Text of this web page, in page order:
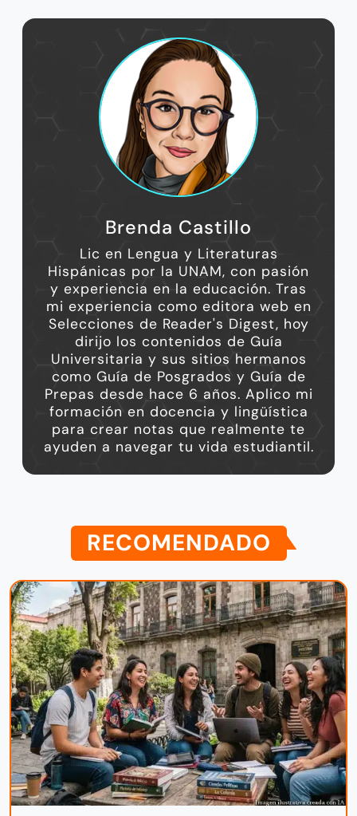
Brenda Castillo
Lic en Lengua y Literaturas
Hispánicas por la UNAM, con pasión
y experiencia en la educación. Tras
mi experiencia como editora web en
Selecciones de Reader's Digest, hoy
dirijo los contenidos de Guía
Universitaria y sus sitios hermanos
como Guía de Posgrados y Guía de
Prepas desde hace 6 años. Aplico mi
formación en docencia y lingüística
para crear notas que realmente te
ayuden a navegar tu vida estudiantil.
RECOMENDADO